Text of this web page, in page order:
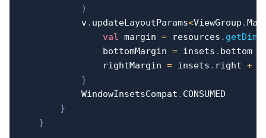
)
            v
. updateLayoutParams<ViewGroup .
val margin = resources .
                bottomMargin
= insets . bottom
                rightMargin
= insets . right +
}
            WindowInsetsCompat
. CONSUMED
}
}